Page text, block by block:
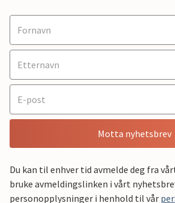
Motta nyhetsbrev
Du kan til enhver tid avmelde deg fra
bruke avmeldingslinken i vårt
personopplysninger i henhold til vår